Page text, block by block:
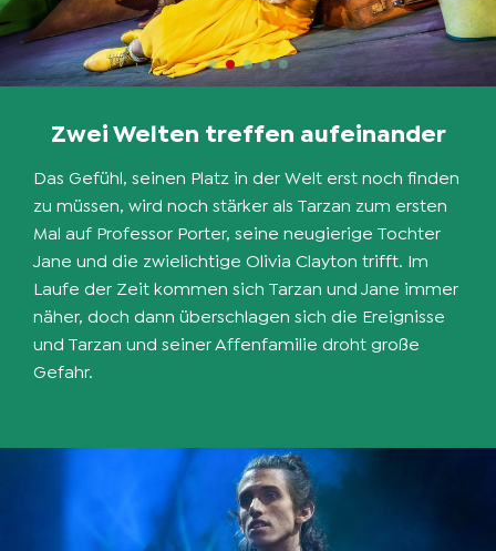
Zwei Welten treffen aufeinander
Das Gefühl, seinen Platz in der Welt erst noch finden
zu müssen, wird noch stärker als Tarzan zum ersten
Mal auf Professor Porter, seine neugierige Tochter
Jane und die zwielichtige Olivia Clayton trifft. Im
Laufe der Zeit kommen sich Tarzan und Jane immer
näher, doch dann überschlagen sich die Ereignisse
und Tarzan und seiner Affenfamilie droht große
Gefahr.